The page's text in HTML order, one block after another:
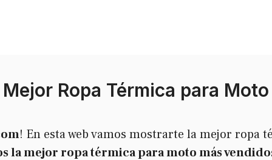
Mejor Ropa Térmica para Moto
! En esta web vamos mostrarte la mejor ropa
la mejor ropa térmica para moto más